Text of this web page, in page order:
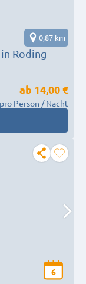
Roding
0,87 km
ab 14,00 €
pro Person / Nacht
6